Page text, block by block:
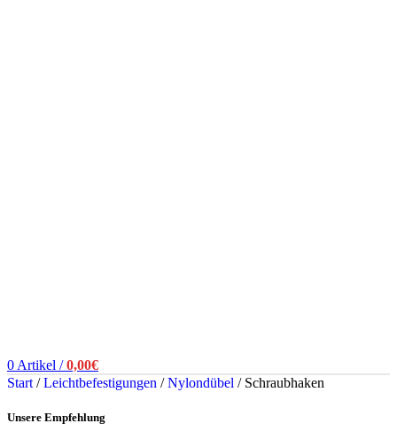
0 Artikel / 0,00€
Start / Leichtbefestigungen / Nylondübel / Schraubhaken
Unsere Empfehlung